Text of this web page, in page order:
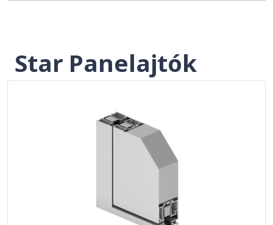
Star Panelajtók